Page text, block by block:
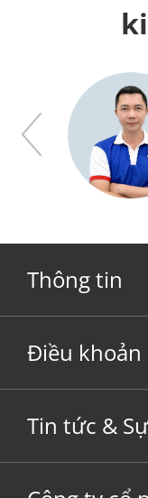
Thông tin
Điều khoản
Tin tức &